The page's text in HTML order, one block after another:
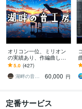
オリコン一位、ミリオン
の実績あり、作編曲しま
す ピアノが特に得意で
す。ピアノアレンジはお
任せください。
5.0 (427)
湖畔の音工房
60,000 円
定番サービス